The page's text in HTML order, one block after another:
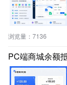
浏览量： 7136
PC端商城余额